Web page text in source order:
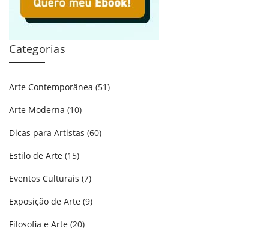
Categorias
Arte Contemporânea (51)
Arte Moderna (10)
Dicas para Artistas (60)
Estilo de Arte (15)
Eventos Culturais (7)
Exposição de Arte (9)
Filosofia e Arte (20)